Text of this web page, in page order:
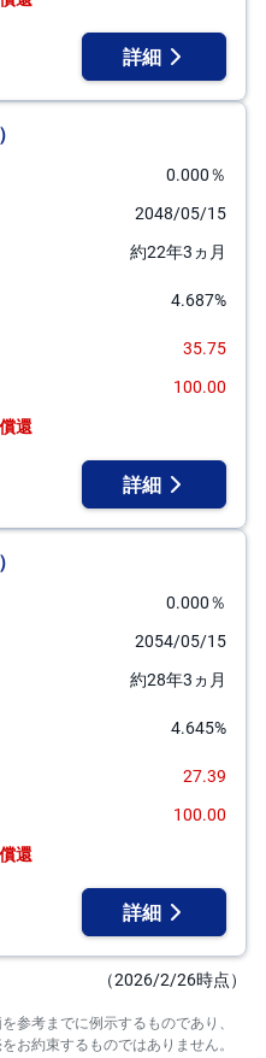
詳細
0.000％
2048/05/15
約22年3ヵ月
4.687%
35.75
100.00
還
詳細
0.000％
2054/05/15
約28年3ヵ月
4.645%
27.39
100.00
還
詳細
（2026/2/26時点）
参考までに例示するものであり、
お約束するものではありません。